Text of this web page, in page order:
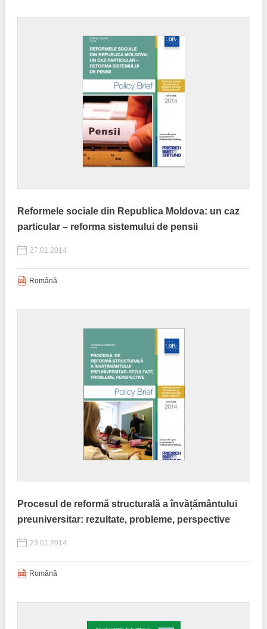
Aplică la BUNELE PRACTICI
Transparența întreprinderilor de stat
Cele mai bune și cele mai proaste politici locale din
Democrația, independența și transparența instituțiilor
publice-cheie din Moldova
Achiziții publice
Achizițiile publice în vizorul societății civile
Reformele sociale din Republica Moldova: un caz
particular – reforma sistemului de pensii
27.01.2014
Română
Procesul de reformă structurală a învățământului
preuniversitar: rezultate, probleme, perspective
23.01.2014
Română